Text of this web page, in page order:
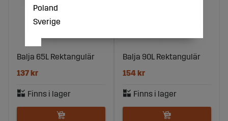
Balja 65L Rektangulär
137 kr
Balja 90L Rektangulär
154 kr
Poland
Sverige